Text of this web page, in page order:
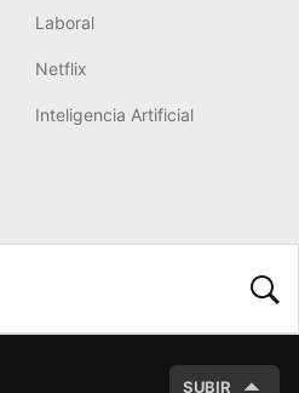
Laboral
Netflix
Inteligencia Artificial
SUBIR